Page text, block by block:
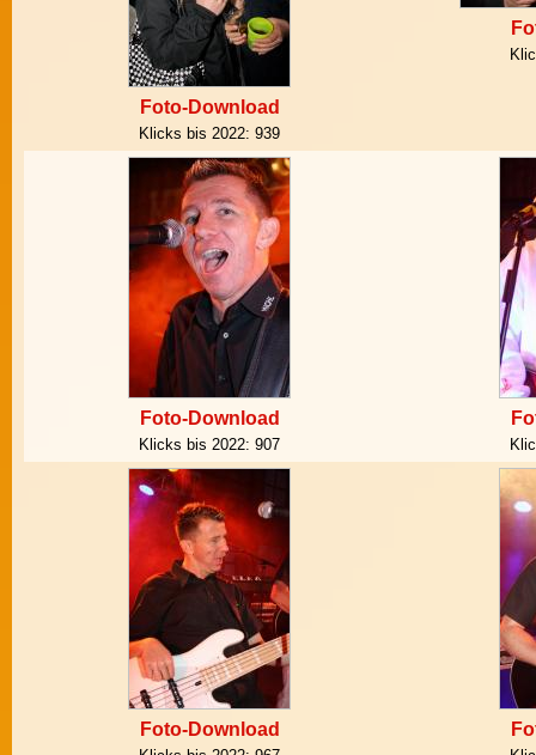
Foto-Download
Klicks bis 2022: 939
Foto-Download
Klicks bis 2022: 907
Foto-Download